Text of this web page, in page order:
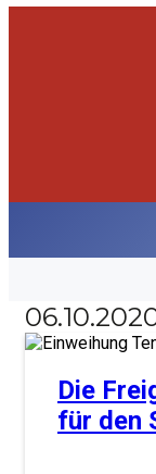
Die
für den